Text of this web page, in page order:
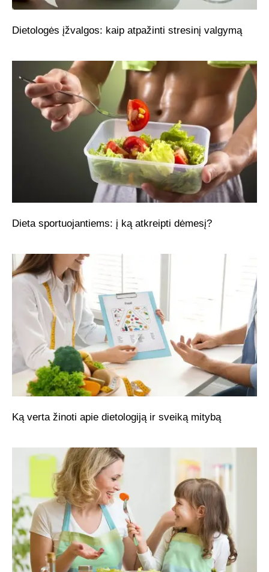
Dietologės įžvalgos: kaip atpažinti stresinį valgymą
Dieta sportuojantiems: į ką atkreipti dėmesį?
Ką verta žinoti apie dietologiją ir sveiką mitybą